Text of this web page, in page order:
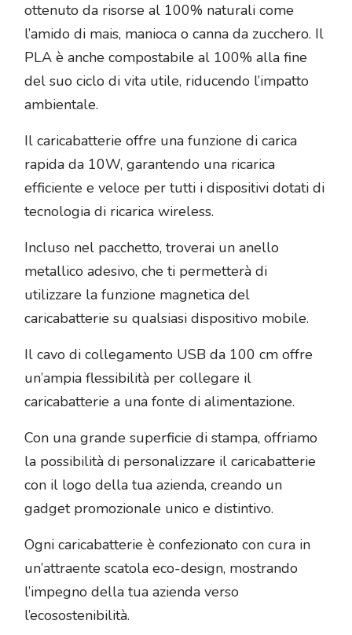
ottenuto da risorse al 100% naturali come
l’amido di mais, manioca o canna da zucchero. Il
PLA è anche compostabile al 100% alla fine
del suo ciclo di vita utile, riducendo l’impatto
ambientale.
Il caricabatterie offre una funzione di carica
rapida da 10W, garantendo una ricarica
efficiente e veloce per tutti i dispositivi dotati di
tecnologia di ricarica wireless.
Incluso nel pacchetto, troverai un anello
metallico adesivo, che ti permetterà di
utilizzare la funzione magnetica del
caricabatterie su qualsiasi dispositivo mobile.
Il cavo di collegamento USB da 100 cm offre
un’ampia flessibilità per collegare il
caricabatterie a una fonte di alimentazione.
Con una grande superficie di stampa, offriamo
la possibilità di personalizzare il caricabatterie
con il logo della tua azienda, creando un
gadget promozionale unico e distintivo.
Ogni caricabatterie è confezionato con cura in
un’attraente scatola eco-design, mostrando
l’impegno della tua azienda verso
l’ecosostenibilità.